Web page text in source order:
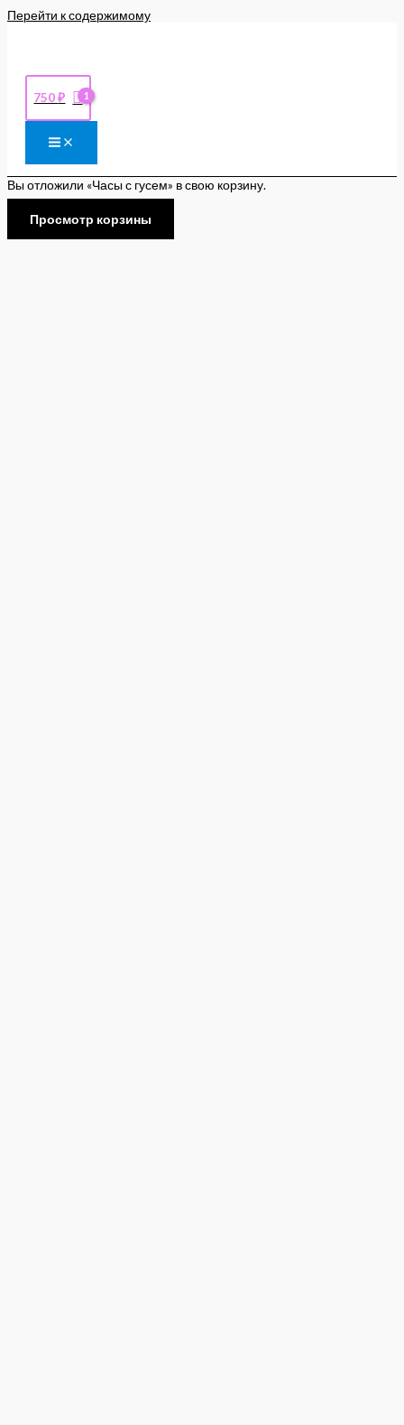
Перейти к содержимому
750₽
Вы отложили «Часы с гусем» в свою корзину.
Просмотр корзины